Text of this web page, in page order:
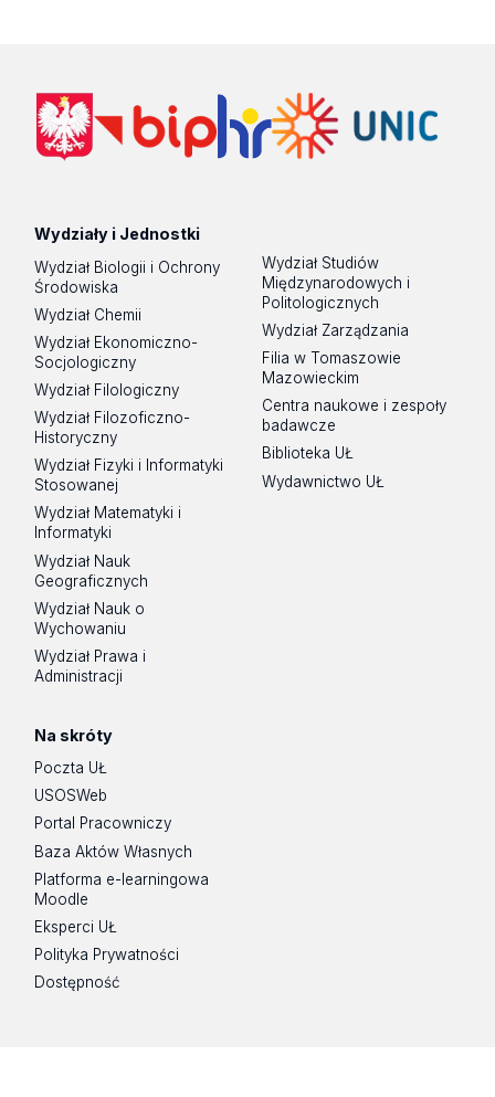
Wydziały i Jednostki
Wydział Biologii i Ochrony
Środowiska
Wydział Chemii
Wydział Ekonomiczno-
Socjologiczny
Wydział Filologiczny
Wydział Filozoficzno-
Historyczny
Wydział Fizyki i Informatyki
Stosowanej
Wydział Matematyki i
Informatyki
Wydział Nauk
Geograficznych
Wydział Nauk o
Wychowaniu
Wydział Prawa i
Administracji
Wydział Studiów
Międzynarodowych i
Politologicznych
Wydział Zarządzania
Filia w Tomaszowie
Mazowieckim
Centra naukowe i zespoły
badawcze
Biblioteka UŁ
Wydawnictwo UŁ
Na skróty
Poczta UŁ
USOSWeb
Portal Pracowniczy
Baza Aktów Własnych
Platforma e-learningowa
Moodle
Eksperci UŁ
Polityka Prywatności
Dostępność